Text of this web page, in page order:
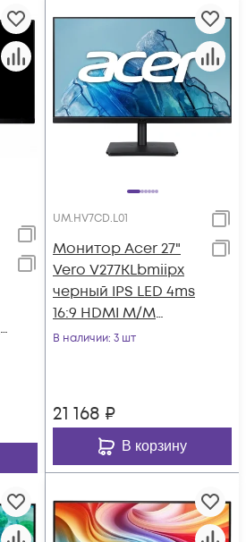
UM.HV7CD.L01
Монитор Acer 27"
Vero V277KLbmiipx
черный IPS LED 4ms
16:9 HDMI M/M
матовая 350cd
В наличии: 3 шт
21 168 ₽
В корзину